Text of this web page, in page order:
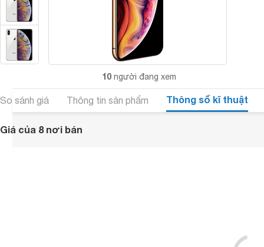
10 người đang xem
So sánh giá Thông tin sản phẩm Thông số kĩ thuật
Giá của 8 nơi bán